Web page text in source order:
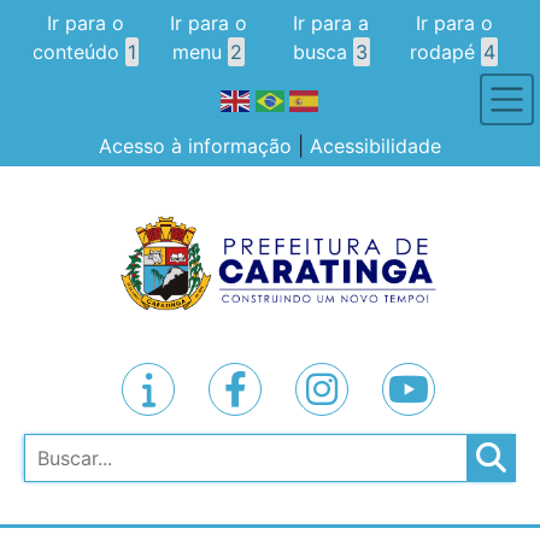
Ir para o
conteúdo 1
Ir para o
menu 2
Ir para a
busca 3
Ir para o
rodapé 4
Acesso à informação Acessibilidade
Pesquisar